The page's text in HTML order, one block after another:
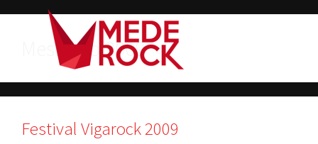
Mes:julio 2009
Festival Vigarock 2009